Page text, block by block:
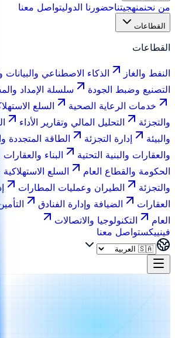
من نحنمنهجيتناحضورنا الدوليتواصل معنا
القطاعات
القطاعات
النفط والغاز
الذكاء الاصطناعي
التصنيع وضبط الجودة
سلسلة الإمداد
خدمات الرعاية الصحية
السلع
والتجزئة
التحليل المالي وتقارير الأداء
والبيئة
إدارة التجزئة الطاقة المتجددة
والعقارات والبنية التحتية
البناء والعقارات
الحكومة والقطاع العام
السلع
والتجزئة
الطيران وعمليات المطارات
العقارات
الضيافة وإدارة الفنادق
العام
التكنولوجيا والاتصالات
فينييكستواصل معنا